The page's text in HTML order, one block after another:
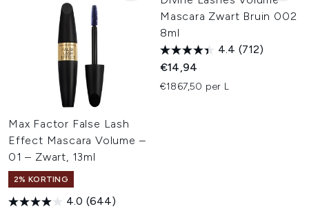
Max Factor False Lash
Effect Mascara Volume –
01 – Zwart, 13ml
2% KORTING
4.0 (644)
Mascara Zwart Bruin 002
8ml
4.4 (712)
€14,94
€1867,50 per L